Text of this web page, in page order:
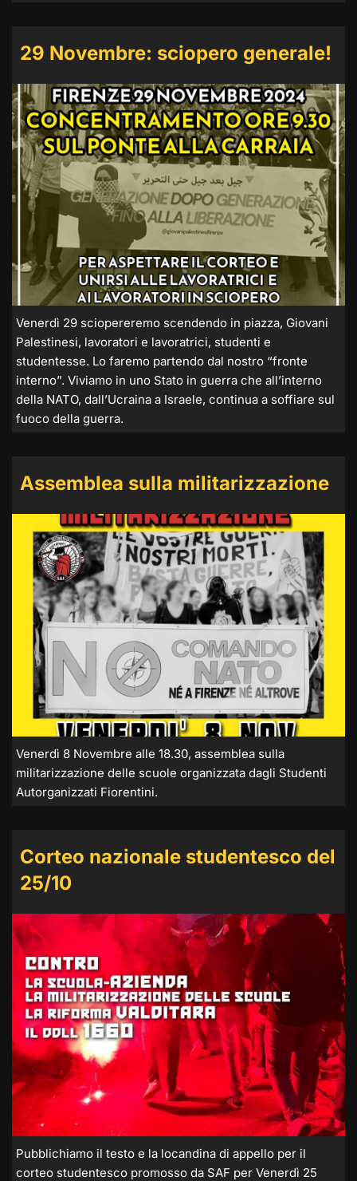
29 Novembre: sciopero generale!
Venerdì 29 sciopereremo scendendo in piazza, Giovani
Palestinesi, lavoratori e lavoratrici, studenti e
studentesse. Lo faremo partendo dal nostro “fronte
interno”. Viviamo in uno Stato in guerra che all’interno
della NATO, dall’Ucraina a Israele, continua a soffiare sul
fuoco della guerra.
Assemblea sulla militarizzazione
Venerdì 8 Novembre alle 18.30, assemblea sulla
militarizzazione delle scuole organizzata dagli Studenti
Autorganizzati Fiorentini.
Corteo nazionale studentesco del
25/10
Pubblichiamo il testo e la locandina di appello per il
corteo studentesco promosso da SAF per Venerdì 25